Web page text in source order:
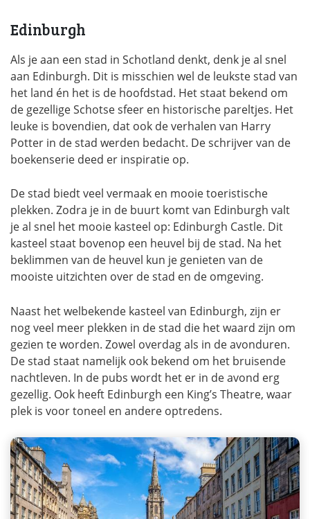
Edinburgh
Als je aan een stad in Schotland denkt, denk je al snel
aan Edinburgh. Dit is misschien wel de leukste stad van
het land én het is de hoofdstad. Het staat bekend om
de gezellige Schotse sfeer en historische pareltjes. Het
leuke is bovendien, dat ook de verhalen van Harry
Potter in de stad werden bedacht. De schrijver van de
boekenserie deed er inspiratie op.
De stad biedt veel vermaak en mooie toeristische
plekken. Zodra je in de buurt komt van Edinburgh valt
je al snel het mooie kasteel op: Edinburgh Castle. Dit
kasteel staat bovenop een heuvel bij de stad. Na het
beklimmen van de heuvel kun je genieten van de
mooiste uitzichten over de stad en de omgeving.
Naast het welbekende kasteel van Edinburgh, zijn er
nog veel meer plekken in de stad die het waard zijn om
gezien te worden. Zowel overdag als in de avonduren.
De stad staat namelijk ook bekend om het bruisende
nachtleven. In de pubs wordt het er in de avond erg
gezellig. Ook heeft Edinburgh een King’s Theatre, waar
plek is voor toneel en andere optredens.